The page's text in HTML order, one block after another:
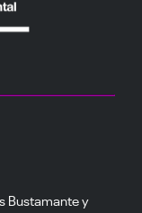
Bustamante y